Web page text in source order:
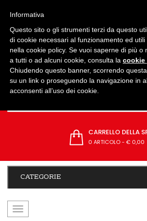
CARRELLO DELLA
0 ARTICOLO- € 0,00
CATEGORIE
navigazione
Informativa
Questo sito o gli strumenti terzi da questo
di cookie necessari al funzionamento ed
nella cookie policy. Se vuoi saperne di più o
a tutti o ad alcuni cookie, consulta la cookie
Chiudendo questo banner, scorrendo
su un link o proseguendo la navigazione in
acconsenti all’uso dei cookie.